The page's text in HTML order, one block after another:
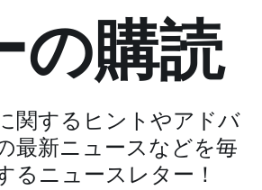
の購読
関するヒントやアドバ
最新ニュースなどを毎
るニュースレター！